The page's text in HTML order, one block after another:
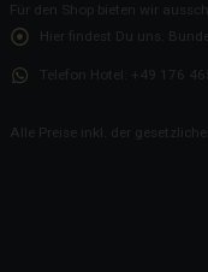
Für den Shop bieten wir
Hier findest Du uns:
Telefon Hotel: +49 176
Alle Preise inkl. der